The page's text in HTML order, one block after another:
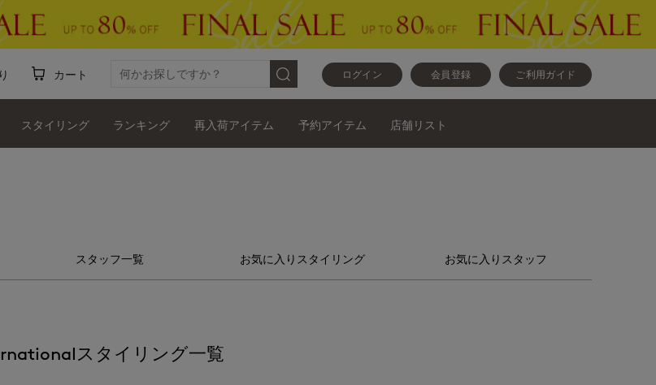
ログイン 会員登録 ご利用ガイド
カート
スタイリング ランキング 再入荷アイテム 予約アイテム 店舗リスト
スタッフ一覧 お気に入りスタイリング お気に入りスタッフ
スタイリング一覧